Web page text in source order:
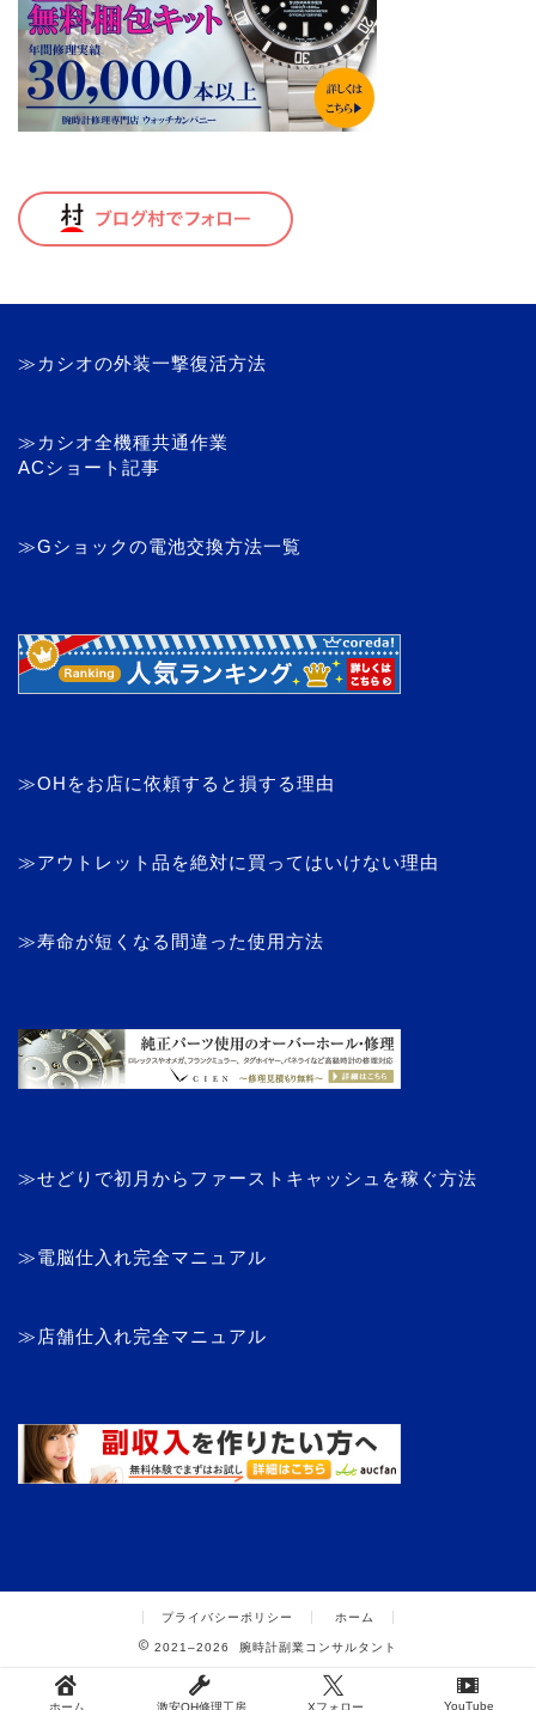
≫カシオの外装一撃復活方法
≫カシオ全機種共通作業
ACショート記事
≫Gショックの電池交換方法一覧
≫OHをお店に依頼すると損する理由
≫アウトレット品を絶対に買ってはいけない理由
≫寿命が短くなる間違った使用方法
≫せどりで初月からファーストキャッシュを稼ぐ方法
≫電脳仕入れ完全マニュアル
≫店舗仕入れ完全マニュアル
プライバシーポリシー ホーム
2021–2026 腕時計副業コンサルタント
ホーム 激安OH修理工房 Xフォロー YouTube